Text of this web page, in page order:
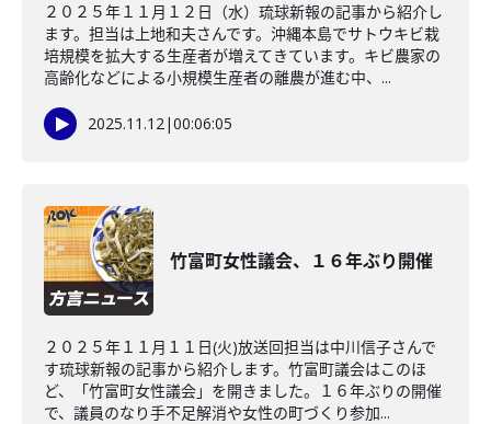
２０２５年１１月１２日（水）琉球新報の記事から紹介し
ます。担当は上地和夫さんです。沖縄本島でサトウキビ栽
培規模を拡大する生産者が増えてきています。キビ農家の
高齢化などによる小規模生産者の離農が進む中、...
2025.11.12|00:06:05
竹富町女性議会、１６年ぶり開催
２０２５年１１月１１日(火)放送回担当は中川信子さんで
す琉球新報の記事から紹介します。竹富町議会はこのほ
ど、「竹富町女性議会」を開きました。１６年ぶりの開催
で、議員のなり手不足解消や女性の町づくり参加...